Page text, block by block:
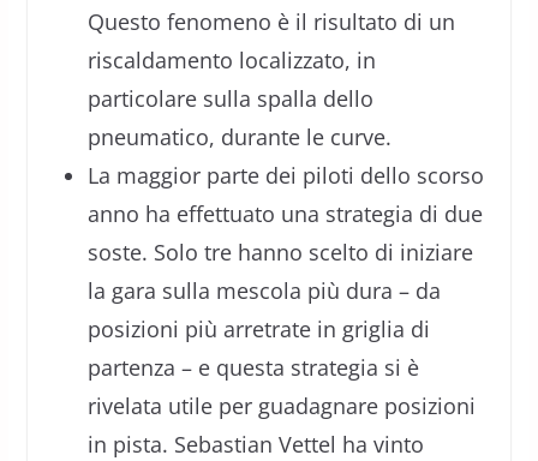
Questo fenomeno è il risultato di un
riscaldamento localizzato, in
particolare sulla spalla dello
pneumatico, durante le curve.
La maggior parte dei piloti dello scorso
anno ha effettuato una strategia di due
soste. Solo tre hanno scelto di iniziare
la gara sulla mescola più dura – da
posizioni più arretrate in griglia di
partenza – e questa strategia si è
rivelata utile per guadagnare posizioni
in pista. Sebastian Vettel ha vinto